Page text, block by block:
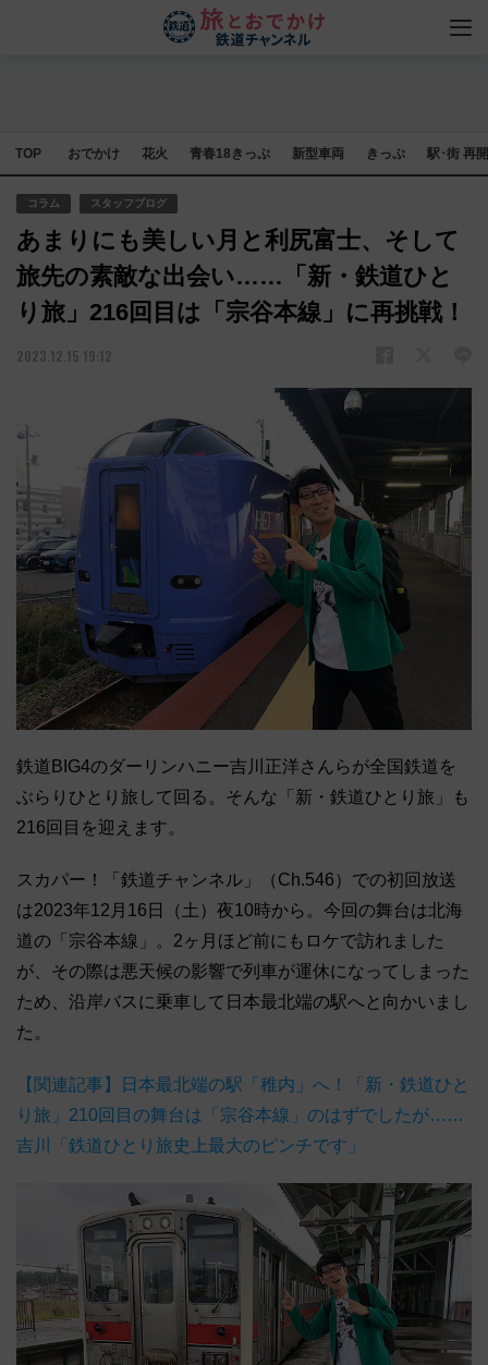
TOP おでかけ 花火 青春18きっぷ 新型車両 きっぷ 駅･街 再
コラム スタッフブログ
あまりにも美しい月と利尻富士、そして
旅先の素敵な出会い……「新・鉄道ひと
り旅」216回目は「宗谷本線」に再挑戦！
2023.12.15 19:12
鉄道BIG4のダーリンハニー吉川正洋さんらが全国鉄道を
ぶらりひとり旅して回る。そんな「新・鉄道ひとり旅」も
216回目を迎えます。
スカパー！「鉄道チャンネル」（Ch.546）での初回放送
は2023年12月16日（土）夜10時から。今回の舞台は北海
道の「宗谷本線」。2ヶ月ほど前にもロケで訪れました
が、その際は悪天候の影響で列車が運休になってしまった
ため、沿岸バスに乗車して日本最北端の駅へと向かいまし
た。
【関連記事】日本最北端の駅「稚内」へ！「新・鉄道ひと
り旅」210回目の舞台は「宗谷本線」のはずでしたが……
吉川「鉄道ひとり旅史上最大のピンチです」